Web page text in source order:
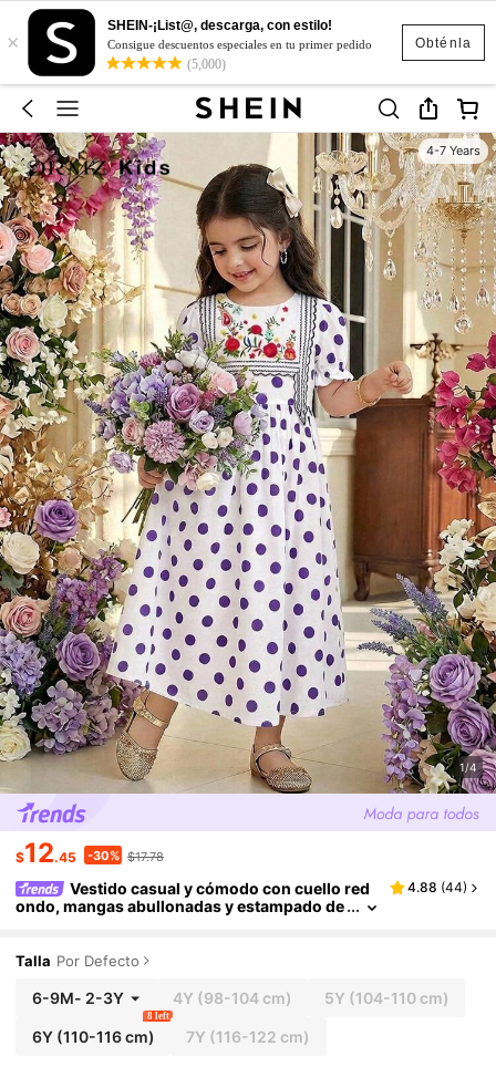
Obténla
×
SHEIN-¡List@, descarga, con estilo!
Consigue descuentos especiales en tu primer pedido
(5,000)
4-7 Years
1/4
$12.45 -30% $17.78
Vestido casual y cómodo con cuello red
ondo, mangas abullonadas y estampado de
4.88 (44)
Talla Por Defecto
6-9M- 2-3Y 4Y (98-104 cm) 5Y (104-110 cm)
6Y(110-116 cm)
8 left
7Y (116-122 cm)